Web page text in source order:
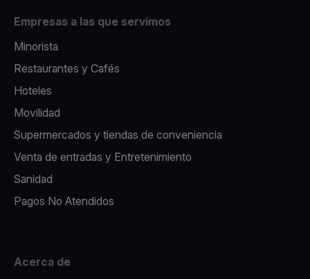
Empresas a las que servimos
Minorista
Restaurantes y Cafés
Hoteles
Movilidad
Supermercados y tiendas de conveniencia
Venta de entradas y Entretenimiento
Sanidad
Pagos No Atendidos
Acerca de